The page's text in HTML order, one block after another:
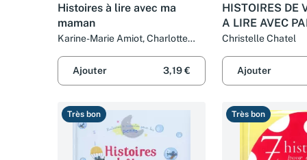
Histoires à lire avec ma
maman
Karine-Marie Amiot, Charlotte
Christelle Chatel et Collectif
Ajouter 3,19 €
HISTOIRES DE
A LIRE AVEC
MAMAN
Christelle Chatel
Ajouter
Très bon Très bon